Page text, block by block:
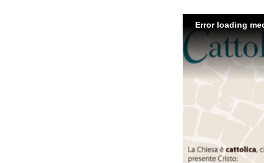
Error loading